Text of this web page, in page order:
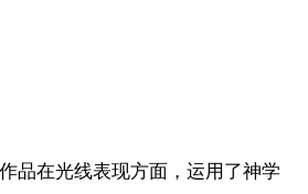
在光线表现方面，运用了神学